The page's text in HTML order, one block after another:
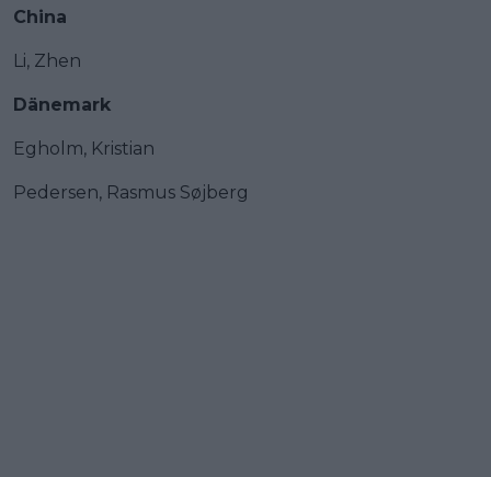
China
Li, Zhen
Dänemark
Egholm, Kristian
Pedersen, Rasmus Søjberg